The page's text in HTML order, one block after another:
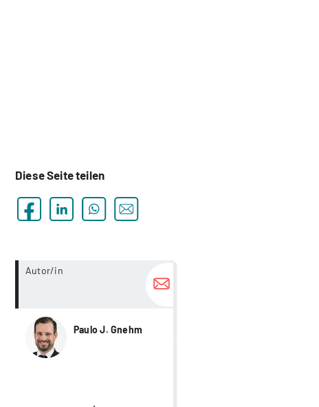
Diese Seite teilen
Autor/in
Paulo J. Gnehm
more...